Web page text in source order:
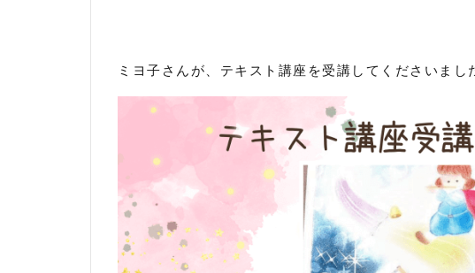
ミヨ子さんが、テキスト講座を受講してくださいまし